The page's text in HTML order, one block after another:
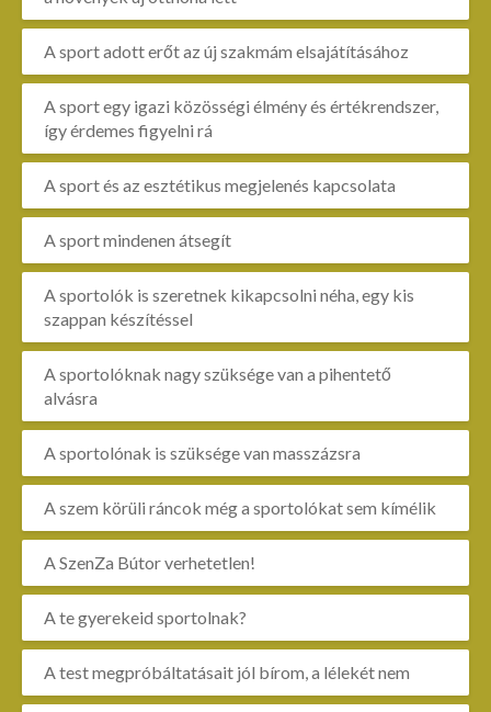
A sport adott erőt az új szakmám elsajátításához
A sport egy igazi közösségi élmény és értékrendszer,
így érdemes figyelni rá
A sport és az esztétikus megjelenés kapcsolata
A sport mindenen átsegít
A sportolók is szeretnek kikapcsolni néha, egy kis
szappan készítéssel
A sportolóknak nagy szüksége van a pihentető
alvásra
A sportolónak is szüksége van masszázsra
A szem körüli ráncok még a sportolókat sem kímélik
A SzenZa Bútor verhetetlen!
A te gyerekeid sportolnak?
A test megpróbáltatásait jól bírom, a lélekét nem